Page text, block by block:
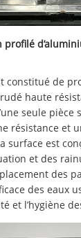
profilé
constitué de
haute
seule pièce
résistance et
surface est
et des
des
des eaux
et l’hygiène